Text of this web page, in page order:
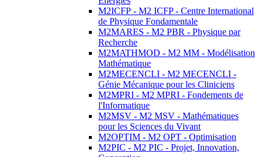
M2ICFP - M2 ICFP - Centre International
de Physique Fondamentale
M2MARES - M2 PBR - Physique par
Recherche
M2MATHMOD - M2 MM - Modélisation
Mathématique
M2MECENCLI - M2 MECENCLI -
Génie Mécanique pour les Cliniciens
M2MPRI - M2 MPRI - Fondements de
l'Informatique
M2MSV - M2 MSV - Mathématiques
pour les Sciences du Vivant
M2OPTIM - M2 OPT - Optimisation
M2PIC - M2 PIC - Projet, Innovation,